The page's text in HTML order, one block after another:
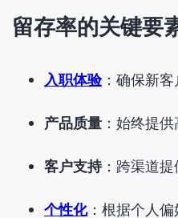
留存率的关键要
入职体验：确保新客
产品质量 ：始终提
客户支持：跨渠道提
个性化：根据个人偏